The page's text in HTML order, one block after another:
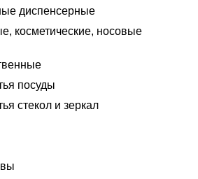
диспенсерные
косметические, носовые
посуды
стекол и зеркал